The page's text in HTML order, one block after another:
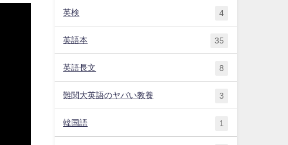
英検 4
英語本 35
英語長文 8
難関大英語のヤバい教養 3
韓国語 1